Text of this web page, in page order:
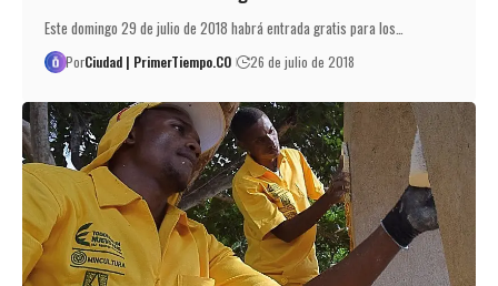
Este domingo 29 de julio de 2018 habrá entrada gratis para los…
PorCiudad | PrimerTiempo.CO 26 de julio de 2018